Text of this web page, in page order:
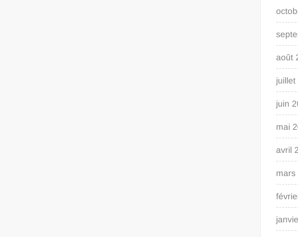
août
juillet
juin
mai
avril
mars